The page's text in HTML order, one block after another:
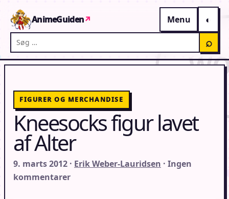
AnimeGuiden↗
Menu
Søg på AnimeGuiden
⌕
FIGURER OG MERCHANDISE
Kneesocks figur lavet
af Alter
9. marts 2012 · Erik Weber-Lauridsen · Ingen
kommentarer